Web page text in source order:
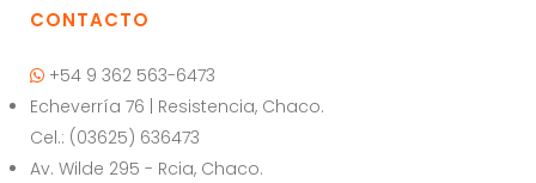
CONTACTO
+54 9 362 563-6473
Echeverría 76 | Resistencia, Chaco.
Cel.: (03625) 636473
Av. Wilde 295 - Rcia, Chaco.